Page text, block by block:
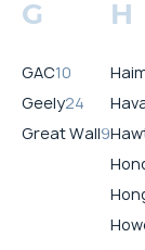
G
GAC10
Geely24
Great Wall9
H